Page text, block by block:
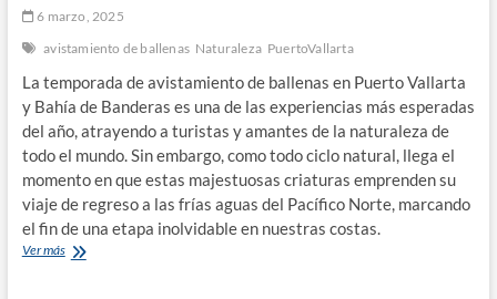
6 marzo, 2025
avistamiento de ballenas Naturaleza PuertoVallarta
La temporada de avistamiento de ballenas en Puerto Vallarta
y Bahía de Banderas es una de las experiencias más esperadas
del año, atrayendo a turistas y amantes de la naturaleza de
todo el mundo. Sin embargo, como todo ciclo natural, llega el
momento en que estas majestuosas criaturas emprenden su
viaje de regreso a las frías aguas del Pacífico Norte, marcando
el fin de una etapa inolvidable en nuestras costas.
Ver másEl